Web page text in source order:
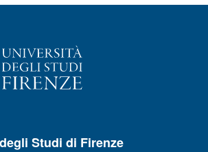
Studi di Firenze